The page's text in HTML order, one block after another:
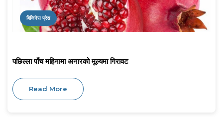
बिजिनेस प्रेस
पछिल्ला पाँच महिनामा अनारको मूल्यमा गिरावट
Read More